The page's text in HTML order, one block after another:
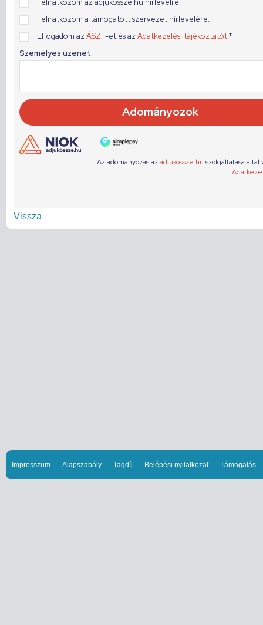
Vissza
Impresszum Alapszabály Tagdíj Belépési nyilatkozat Támogatás